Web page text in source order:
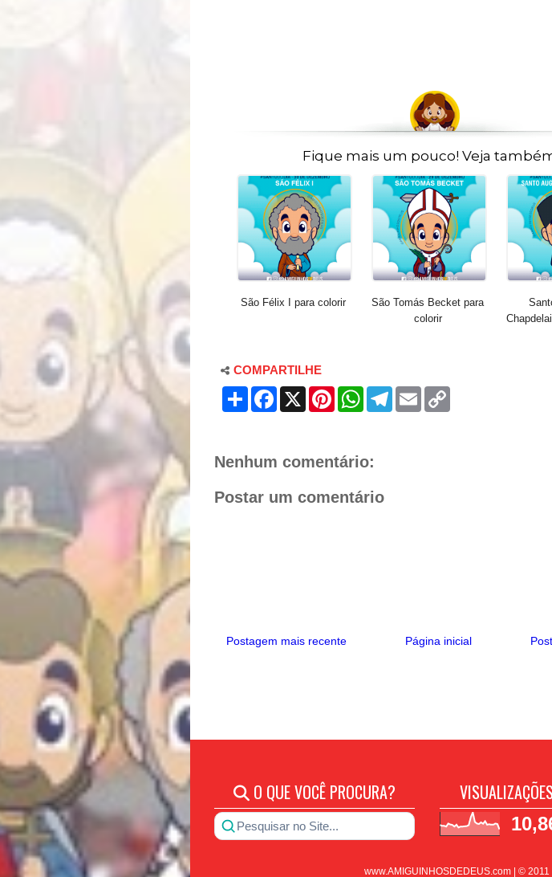
Fique mais um pouco! Veja
São Félix I para colorir
São Tomás Becket para
colorir
COMPARTILHE
S
F
X
P
r
e
t
W
A
p
T
E
m
Nenhum comentário:
Postar um comentário
Postagem mais recente Página inicial
O QUE VOCÊ PROCURA?
Pesquisar no Site...
www.AMIGUINHOSDEDEUS.com | © 2011